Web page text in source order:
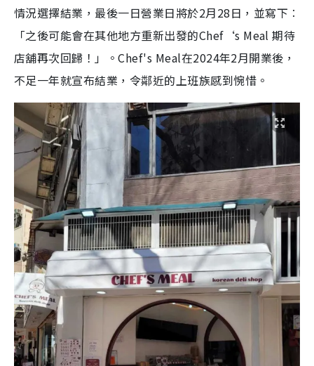
情況選擇結業，最後一日營業日將於2月28日，並寫下︰
「之後可能會在其他地方重新出發的Chef‘s Meal 期待
店舖再次回歸！」。Chef's Meal在2024年2月開業後，
不足一年就宣布結業，令鄰近的上班族感到惋惜。